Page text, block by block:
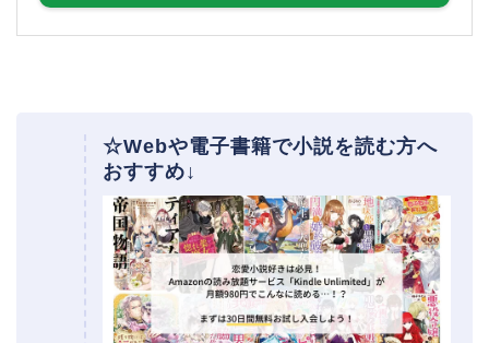
☆Webや電子書籍で小説を読む方へ
おすすめ↓